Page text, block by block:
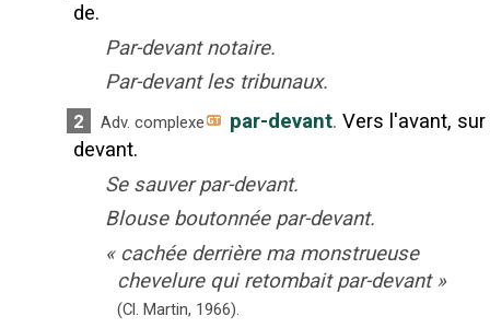
de.
Par-devant notaire.
Par-devant les tribunaux.
2 Adv. complexe par-devant. Vers l'avant, sur
devant.
Se sauver par-devant.
Blouse boutonnée par-devant.
« cachée derrière ma monstrueuse
chevelure qui retombait par-devant »
(Cl. Martin, 1966).